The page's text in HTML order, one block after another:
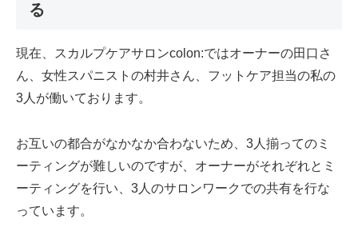
る
現在、スカルプケアサロンcolon:ではオーナーの田口さ
ん、女性スパニストの村井さん、フットケア担当の私の
3人が働いております。
お互いの都合がなかなか合わないため、3人揃ってのミ
ーティングが難しいのですが、オーナーがそれぞれとミ
ーティングを行い、3人のサロンワークでの共有を行な
っています。